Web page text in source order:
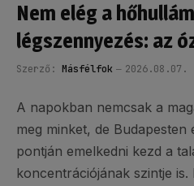
Nem elég a
légszennyezés: az
Szerző: Másfélfok 2026.08.07.
A napokban nemcsak a
meg minket, de Budapesten
pontján emelkedni kezd a
koncentrációjának szintje